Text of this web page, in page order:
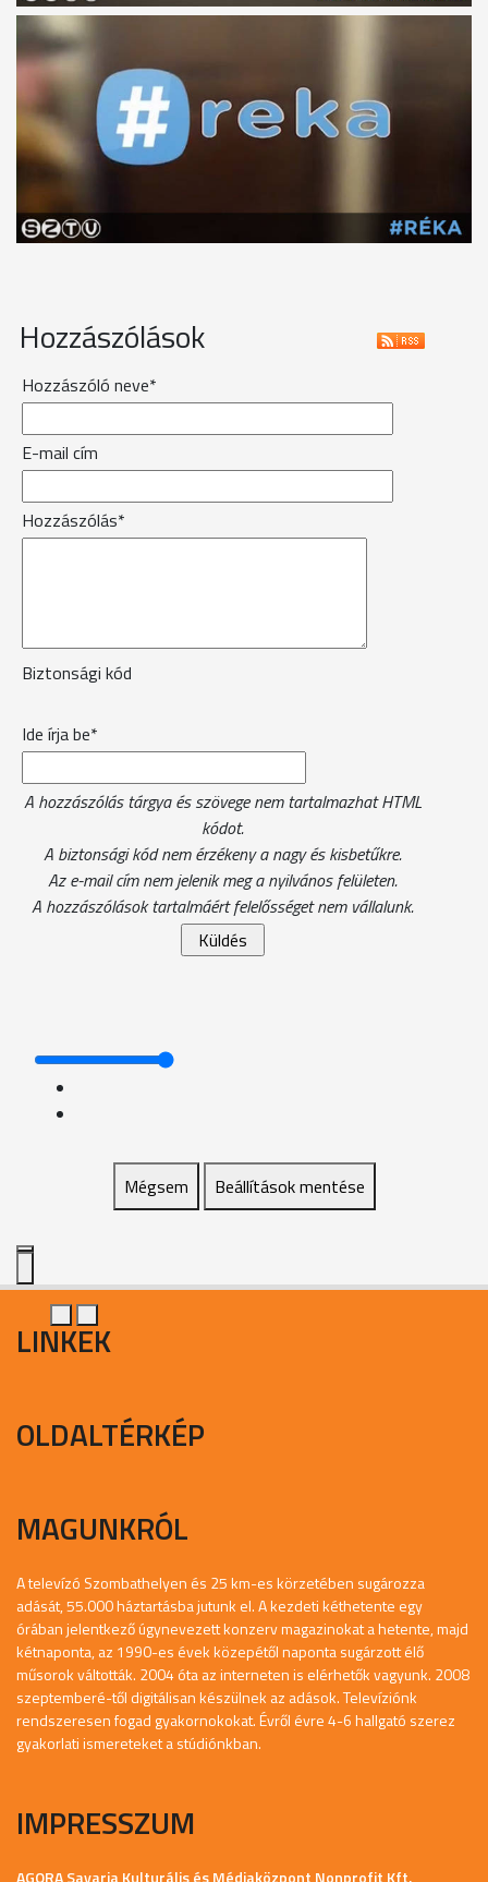
Hozzászólások
Hozzászóló neve*
E-mail cím
Hozzászólás*
Biztonsági kód
Ide írja be*
A hozzászólás tárgya és szövege nem tartalmazhat HTML
kódot.
A biztonsági kód nem érzékeny a nagy és kisbetűkre.
Az e-mail cím nem jelenik meg a nyilvános felületen.
A hozzászólások tartalmáért felelősséget nem vállalunk.
Mégsem Beállítások mentése
LINKEK
OLDALTÉRKÉP
MAGUNKRÓL
A televízó Szombathelyen és 25 km-es körzetében sugározza
adását, 55.000 háztartásba jutunk el. A kezdeti kéthetente egy
órában jelentkező úgynevezett konzerv magazinokat a hetente, majd
kétnaponta, az 1990-es évek közepétől naponta sugárzott élő
műsorok váltották. 2004 óta az interneten is elérhetők vagyunk. 2008
szeptemberé-től digitálisan készülnek az adások. Televíziónk
rendszeresen fogad gyakornokokat. Évről évre 4-6 hallgató szerez
gyakorlati ismereteket a stúdiónkban.
IMPRESSZUM
AGORA Savaria Kulturális és Médiaközpont Nonprofit Kft.